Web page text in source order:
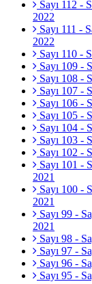
Sayı 112 -
2022
Sayı 111 -
2022
Sayı 110 -
Sayı 109 -
Sayı 108 -
Sayı 107 -
Sayı 106 -
Sayı 105 -
Sayı 104 -
Sayı 103 -
Sayı 102 -
Sayı 101 -
2021
Sayı 100 -
2021
Sayı 99 -
2021
Sayı 98 -
Sayı 97 -
Sayı 96 -
Sayı 95 -